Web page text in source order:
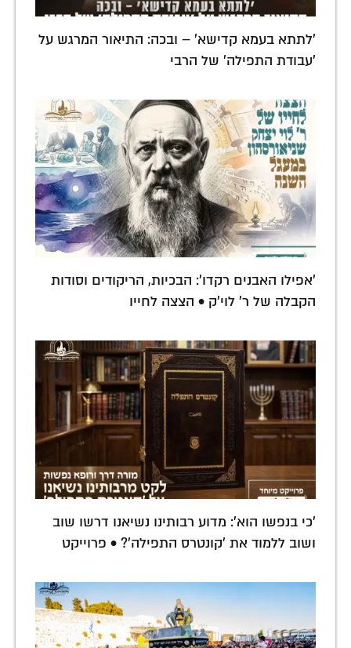
'לתתא בעמא קדישא' – ובכה: התיאור המרגש על
'עבודת התפילה' של הרבי
'אפילו האבנים רקדו': הבכיות, הריקודים וסודות
הקבלה של ר' לוי'ק • הצצה לחייו
'כי בנפשו הוא': מדוע רבותינו נשיאנו דרשו שוב
ושוב ללמוד את 'קונטרס התפילה'? • פרוייקט